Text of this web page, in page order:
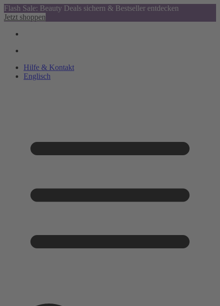
Flash Sale: Beauty Deals sichern & Bestseller entdecken
Jetzt shoppen
Hilfe & Kontakt
Englisch